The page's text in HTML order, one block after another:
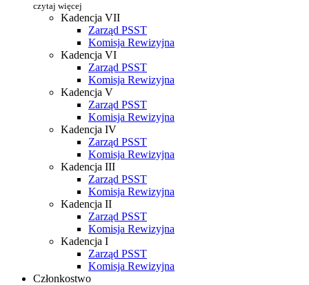
czytaj więcej
Kadencja VII
Zarząd PSST
Komisja Rewizyjna
Kadencja VI
Zarząd PSST
Komisja Rewizyjna
Kadencja V
Zarząd PSST
Komisja Rewizyjna
Kadencja IV
Zarząd PSST
Komisja Rewizyjna
Kadencja III
Zarząd PSST
Komisja Rewizyjna
Kadencja II
Zarząd PSST
Komisja Rewizyjna
Kadencja I
Zarząd PSST
Komisja Rewizyjna
Członkostwo